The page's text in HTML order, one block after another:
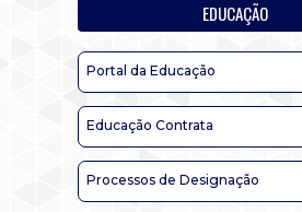
EDUCAÇÃO
Portal da Educação
Educação Contrata
Processos de Designação